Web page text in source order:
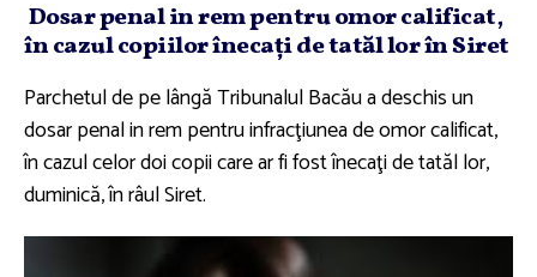
Dosar penal in rem pentru omor calificat,
în cazul copiilor înecaţi de tatăl lor în Siret
Parchetul de pe lângă Tribunalul Bacău a deschis un
dosar penal in rem pentru infracţiunea de omor calificat,
în cazul celor doi copii care ar fi fost înecaţi de tatăl lor,
duminică, în râul Siret.